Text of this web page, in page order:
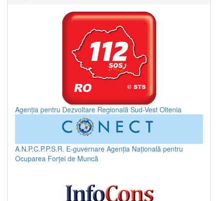
Agenția pentru Dezvoltare Regională Sud-Vest Oltenia
A.N.P.C.P.P.S.R. E-guvernare Agenția Națională pentru
Ocuparea Forței de Muncă